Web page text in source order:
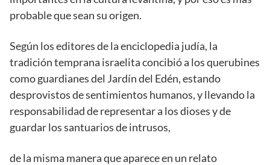
probable que sean su origen.
Según los editores de la enciclopedia judía, la
tradición temprana israelita concibió a los querubines
como guardianes del Jardín del Edén, estando
desprovistos de sentimientos humanos, y llevando la
responsabilidad de representar a los dioses y de
guardar los santuarios de intrusos,
de la misma manera que aparece en un relato